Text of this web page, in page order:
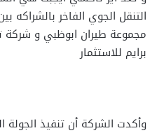
التنقل الجوي الفاخر بالشراكه
مجموعة طيران ابوظبي و
برايم للاستثمار
وأكدت الشركة أن تنفيذ